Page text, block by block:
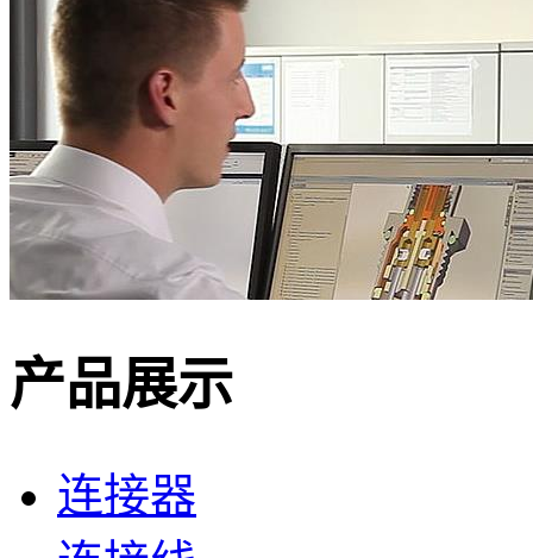
产品展示
连接器